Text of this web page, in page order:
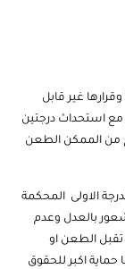
غير قابل
مع استحداث درجتين
من الممكن الطعن
الاولى المحكمة
بالعدل وعدم
تقبل الطعن او
حماية اكبر للحقوق